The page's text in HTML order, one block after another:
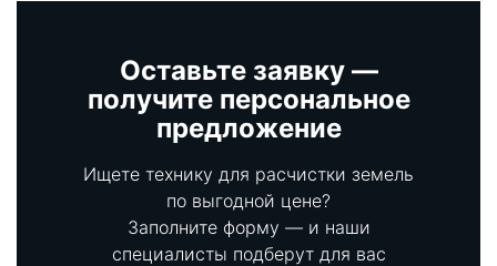
Оставьте заявку —
получите персональное
предложение
Ищете технику для расчистки земель
по выгодной цене?
Заполните форму — и наши
специалисты подберут для вас